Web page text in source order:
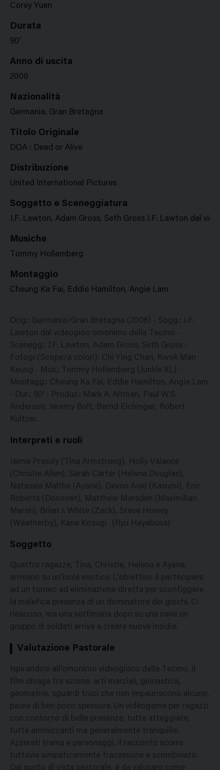
Corey Yuen
Durata
90'
Anno di uscita
2006
Nazionalità
Germania, Gran Bretagna
Titolo Originale
DOA : Dead or Alive
Distribuzione
United International Pictures
Soggetto e Sceneggiatura
J.F. Lawton, Adam Gross, Seth Gross J.F. Lawton dal
Musiche
Tommy Hollemberg
Montaggio
Cheung Ka Fai, Eddie Hamilton, Angie Lam
Orig.: Germania/Gran Bretagna (2006) - Sogg.: J.F.
Lawton dal videogioo omonimo della Tecmo -
Scenegg.: J.F. Lawton, Adam Gross, Seth Gross -
Fotogr.(Scope/a colori): Chi Ying Chan, Kwok Man
Keung - Mus.: Tommy Hollemberg (Junkle XL) -
Montagg.: Cheung Ka Fai, Eddie Hamilton, Angie Lam
- Dur.: 90' - Produz.: Mark A. Altman, Paul W.S.
Anderson, Jeremy Bolt, Bernd Eichinger, Robert
Kultzer.
Interpreti e ruoli
Jaime Pressly (Tina Armstrong), Holly Valance
(Christie Allen), Sarah Carter (Helena Douglas),
Natassia Malthe (Ayane), Devon Aoki (Kasumi), Eric
Roberts (Donovan), Matthew Marsden (Maximilian
Marsh), Brian J. White (Zack), Steve Howey
(Weatherby), Kane Kosugi . (Ryu Hayabusa)
Soggetto
Quattro ragazze, Tina, Christie, Helena e Ayane,
arrivano su un'isola esotica. L'obiettivo é partecipare
ad un torneo ad eliminazione diretta per sconfiggere
la malefica presenza di un dominatore dei giochi. Ci
riescono, ma una settimana dopo su una nave un
gruppo di soldati arriva a creare nuove insidie.
Valutazione Pastorale
Ispirandosi all'omonimo videogioco della Tecmo, il
film divaga tra azione, arti marziali, ginnastica,
geometrie, sguardi truci che non impauriscono alcuno,
paure di ben poco spessore. Un videogame per ragazzi
con contorno di belle presenze, tutte atteggiate,
tutte ammiccanti ma generalmente tranquille.
Azzerati trama e personaggi, il racconto scorre
tuttavia simpaticamente fracassone e scombinato.